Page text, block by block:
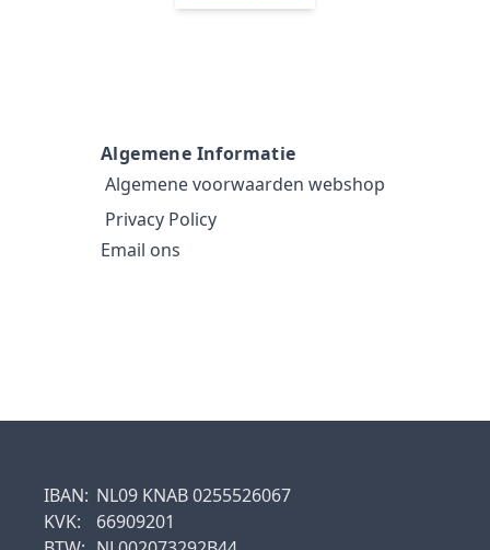
Algemene Informatie
Algemene voorwaarden webshop
Privacy Policy
Email ons
IBAN: NL09 KNAB 0255526067
KVK:
66909201